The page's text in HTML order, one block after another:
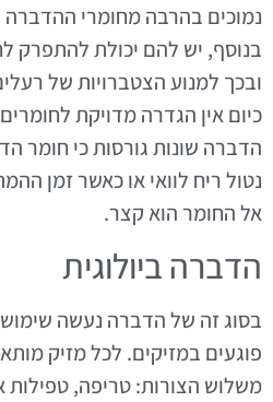
נמוכים בהרבה מחומרי ההדברה
בנוסף, יש להם יכולת להתפרק
ובכך למנוע הצטברויות של
כיום אין הגדרה מדויקת
הדברה שונות גורסות כי חומר
נטול ריח לוואי או כאשר זמן
אל החומר הוא קצר.
הדברה ביולוגית
בסוג זה של הדברה נעשה שימוש
פוגעים במזיקים. לכל מזיק
משלוש הצורות: טריפה, טפילות